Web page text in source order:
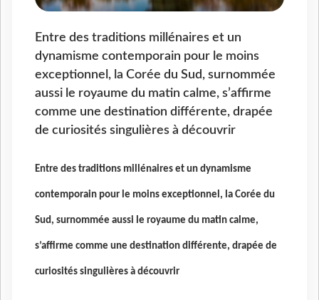
Entre des traditions millénaires et un
dynamisme contemporain pour le moins
exceptionnel, la Corée du Sud, surnommée
aussi le royaume du matin calme, s’affirme
comme une destination différente, drapée
de curiosités singulières à découvrir
Entre des traditions millénaires et un dynamisme
contemporain pour le moins exceptionnel, la Corée du
Sud, surnommée aussi le royaume du matin calme,
s’affirme comme une destination différente, drapée de
curiosités singulières à découvrir